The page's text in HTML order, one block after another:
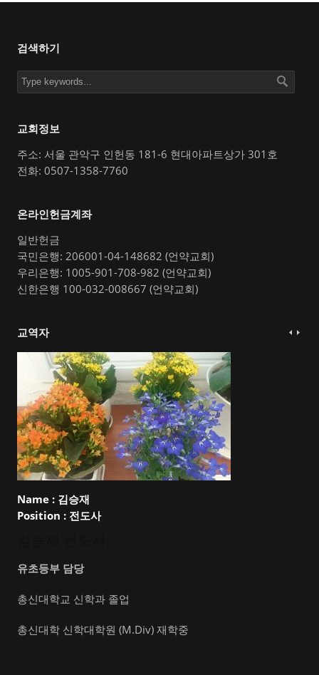
검색하기
교회정보
주소: 서울 관악구 인헌동 181-6 현대아파트상가 301호
전화: 0507-1358-7760
온라인헌금계좌
일반헌금
국민은행: 206001-04-148682 (언약교회)
우리은행: 1005-901-708-982 (언약교회)
신한은행 100-032-008667 (언약교회)
교역자
Name : 김승재
Position : 전도사
유초등부 담당
총신대학교 신학과 졸업
총신대학 신학대학원 (M.Div) 재학중